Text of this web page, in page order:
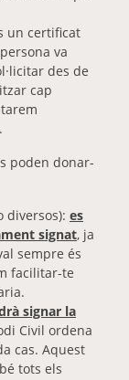
un certificat
va
des de
cap
poden donar-
diversos): es
signat, ja
sempre és
facilitar-te
signar la
Civil ordena
cas. Aquest
tots els